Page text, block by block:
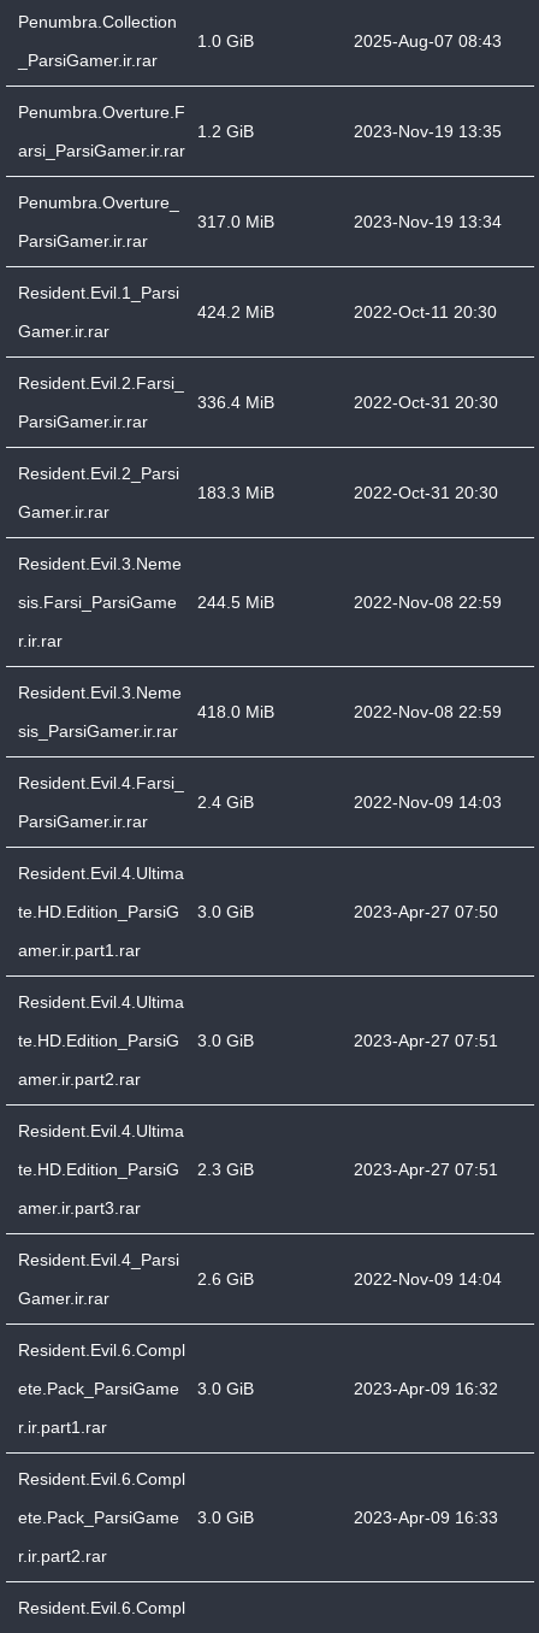
Penumbra.Collection
_ParsiGamer.ir.rar
1.0 GiB 2025-Aug-07 08:43
Penumbra.Overture.F
arsi_ParsiGamer.ir.rar
1.2 GiB 2023-Nov-19 13:35
Penumbra.Overture_
ParsiGamer.ir.rar
317.0 MiB 2023-Nov-19 13:34
Resident.Evil.1_Parsi
Gamer.ir.rar
424.2 MiB 2022-Oct-11 20:30
Resident.Evil.2.Farsi_
ParsiGamer.ir.rar
336.4 MiB 2022-Oct-31 20:30
Resident.Evil.2_Parsi
Gamer.ir.rar
183.3 MiB 2022-Oct-31 20:30
Resident.Evil.3.Neme
sis.Farsi_ParsiGame
r.ir.rar
244.5 MiB 2022-Nov-08 22:59
Resident.Evil.3.Neme
sis_ParsiGamer.ir.rar
418.0 MiB 2022-Nov-08 22:59
Resident.Evil.4.Farsi_
ParsiGamer.ir.rar
2.4 GiB 2022-Nov-09 14:03
Resident.Evil.4.Ultima
te.HD.Edition_ParsiG
amer.ir.part1.rar
3.0 GiB 2023-Apr-27 07:50
Resident.Evil.4.Ultima
te.HD.Edition_ParsiG
amer.ir.part2.rar
3.0 GiB 2023-Apr-27 07:51
Resident.Evil.4.Ultima
te.HD.Edition_ParsiG
amer.ir.part3.rar
2.3 GiB 2023-Apr-27 07:51
Resident.Evil.4_Parsi
Gamer.ir.rar
2.6 GiB 2022-Nov-09 14:04
Resident.Evil.6.Compl
ete.Pack_ParsiGame
r.ir.part1.rar
3.0 GiB 2023-Apr-09 16:32
Resident.Evil.6.Compl
ete.Pack_ParsiGame
r.ir.part2.rar
3.0 GiB 2023-Apr-09 16:33
Resident.Evil.6.Compl